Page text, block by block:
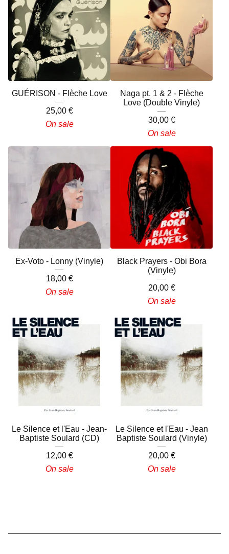
GUÉRISON - Flèche Love
25,00 €
On sale
Naga pt. 1 & 2 - Flèche
Love (Double Vinyle)
30,00 €
On sale
Ex-Voto - Lonny (Vinyle)
18,00 €
On sale
Black Prayers - Obi Bora
(Vinyle)
20,00 €
On sale
Le Silence et l'Eau - Jean-
Baptiste Soulard (CD)
12,00 €
On sale
Le Silence et l'Eau - Jean
Baptiste Soulard (Vinyle)
20,00 €
On sale